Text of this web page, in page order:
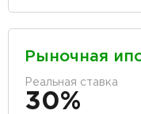
Рыночная
Реальная ставка
30%